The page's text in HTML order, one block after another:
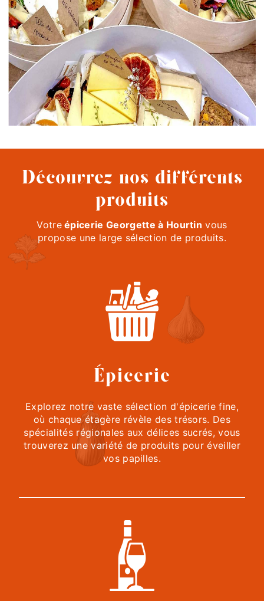
Découvrez nos différents
produits
Votreépicerie Georgette à Hourtin vous
propose une large sélection de produits.
Épicerie
Explorez notre vaste sélection d'épicerie fine,
où chaque étagère révèle des trésors. Des
spécialités régionales aux délices sucrés, vous
trouverez une variété de produits pour éveiller
vos papilles.